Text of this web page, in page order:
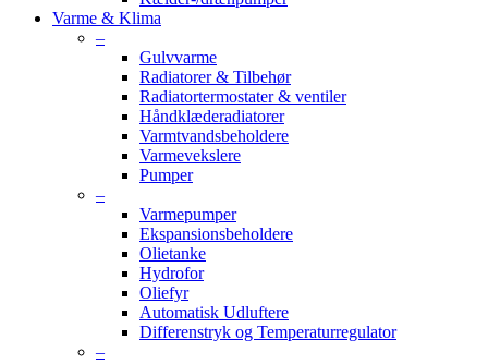
Varme & Klima
–
Gulvvarme
Radiatorer & Tilbehør
Radiatortermostater & ventiler
Håndklæderadiatorer
Varmtvandsbeholdere
Varmevekslere
Pumper
–
Varmepumper
Ekspansionsbeholdere
Olietanke
Hydrofor
Oliefyr
Automatisk Udluftere
Differenstryk og Temperaturregulator
–